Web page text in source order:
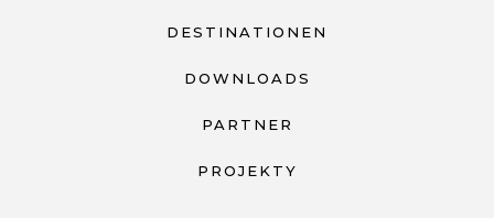
DESTINATIONEN
DOWNLOADS
PARTNER
PROJEKTY